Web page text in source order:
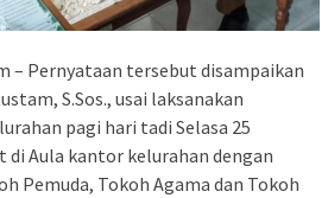
– Pernyataan tersebut disampaikan
S.Sos., usai laksanakan
pagi hari tadi Selasa 25
di Aula kantor kelurahan dengan
Pemuda, Tokoh Agama dan Tokoh